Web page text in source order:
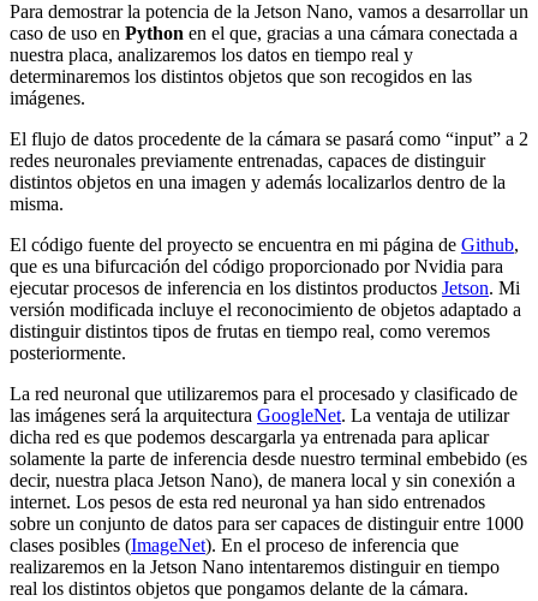
Para demostrar la potencia de la Jetson Nano, vamos a desarrollar un
caso de uso en Python en el que, gracias a una cámara conectada a
nuestra placa, analizaremos los datos en tiempo real y
determinaremos los distintos objetos que son recogidos en las
imágenes.
El flujo de datos procedente de la cámara se pasará como “input” a 2
redes neuronales previamente entrenadas, capaces de distinguir
distintos objetos en una imagen y además localizarlos dentro de la
misma.
El código fuente del proyecto se encuentra en mi página de Github,
que es una bifurcación del código proporcionado por Nvidia para
ejecutar procesos de inferencia en los distintos productos Jetson. Mi
versión modificada incluye el reconocimiento de objetos adaptado a
distinguir distintos tipos de frutas en tiempo real, como veremos
posteriormente.
La red neuronal que utilizaremos para el procesado y clasificado de
las imágenes será la arquitectura GoogleNet. La ventaja de utilizar
dicha red es que podemos descargarla ya entrenada para aplicar
solamente la parte de inferencia desde nuestro terminal embebido (es
decir, nuestra placa Jetson Nano), de manera local y sin conexión a
internet. Los pesos de esta red neuronal ya han sido entrenados
sobre un conjunto de datos para ser capaces de distinguir entre 1000
clases posibles (ImageNet). En el proceso de inferencia que
realizaremos en la Jetson Nano intentaremos distinguir en tiempo
real los distintos objetos que pongamos delante de la cámara.